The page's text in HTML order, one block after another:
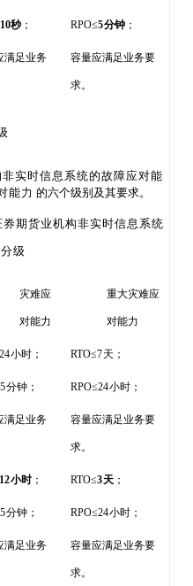
10秒；
满足业务
RPO≤5分钟 ；
容量应满足业务要
求。
实时信息系统的故障应对能
能力 的六个级别及其要求。
期货业机构非实时信息系统
级
灾难应
对能力
重大灾难应
对能力
小时；
分钟；
满足业务
RTO≤7天；
RPO≤24小时；
容量应满足业务要
求。
12小时；
分钟；
满足业务
RTO≤3天 ；
RPO≤24小时；
容量应满足业务要
求。